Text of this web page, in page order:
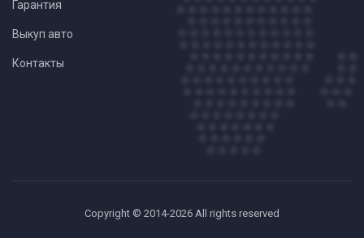
Гарантия
Выкуп авто
Контакты
Copyright © 2014-2026 All rights reserved